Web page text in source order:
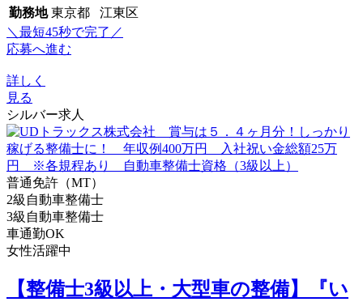
勤務地 東京都 江東区
＼最短45秒で完了／
応募へ進む
詳しく
見る
シルバー求人
普通免許（MT）
2級自動車整備士
3級自動車整備士
車通勤OK
女性活躍中
【整備士3級以上・大型車の整備】『い